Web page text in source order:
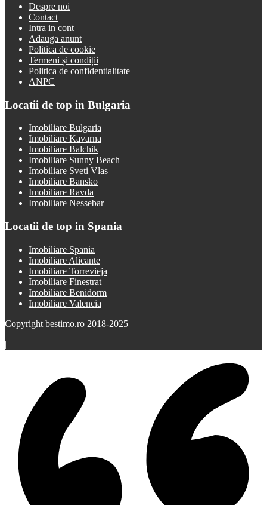
Despre noi
Contact
Intra in cont
Adauga anunt
Politica de cookie
Termeni și condiții
Politica de confidentialitate
ANPC
Locatii de top in Bulgaria
Imobiliare Bulgaria
Imobiliare Kavarna
Imobiliare Balchik
Imobiliare Sunny Beach
Imobiliare Sveti Vlas
Imobiliare Bansko
Imobiliare Ravda
Imobiliare Nessebar
Locatii de top in Spania
Imobiliare Spania
Imobiliare Alicante
Imobiliare Torrevieja
Imobiliare Finestrat
Imobiliare Benidorm
Imobiliare Valencia
Copyright bestimo.ro 2018-2025
|